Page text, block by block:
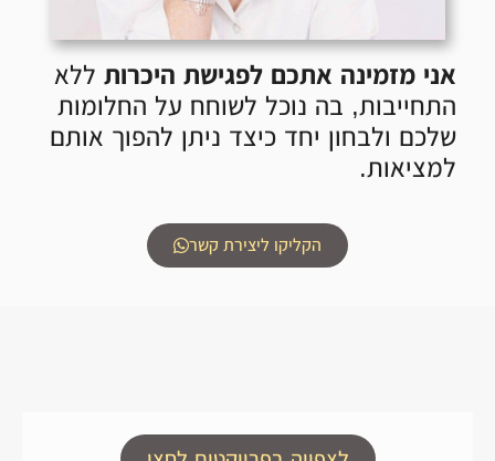
אני מזמינה אתכם לפגישת היכרות ללא
התחייבות, בה נוכל לשוחח על החלומות
שלכם ולבחון יחד כיצד ניתן להפוך אותם
למציאות.
הקליקו ליצירת קשר